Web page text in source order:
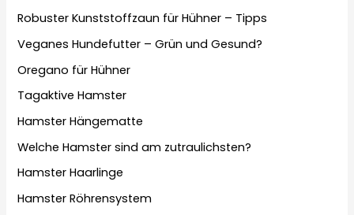
Robuster Kunststoffzaun für Hühner – Tipps
Veganes Hundefutter – Grün und Gesund?
Oregano für Hühner
Tagaktive Hamster
Hamster Hängematte
Welche Hamster sind am zutraulichsten?
Hamster Haarlinge
Hamster Röhrensystem